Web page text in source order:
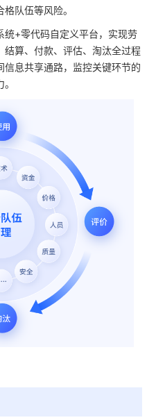
队伍等风险。
统+零代码自定义平台，实现劳
算、付款、评估、淘汰全过程
息共享通路，监控关键环节的